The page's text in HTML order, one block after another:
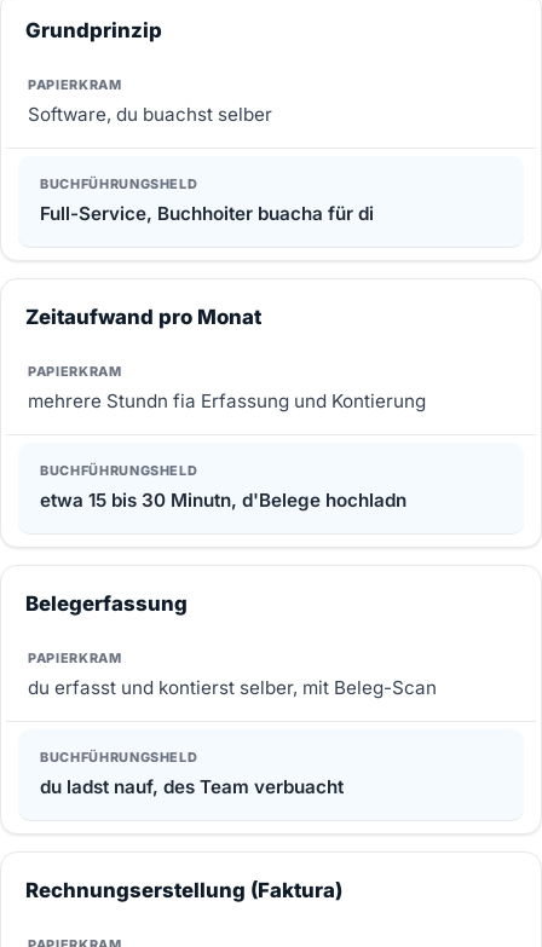
Grundprinzip
Software, du buachst selber
Full-Service, Buchhoiter buacha für di
Zeitaufwand pro Monat
mehrere Stundn fia Erfassung und Kontierung
etwa 15 bis 30 Minutn, d'Belege hochladn
Belegerfassung
du erfasst und kontierst selber, mit Beleg-Scan
du ladst nauf, des Team verbuacht
Rechnungserstellung (Faktura)